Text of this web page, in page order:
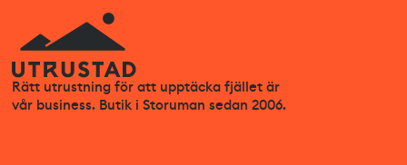
Rätt utrustning för att upptäcka fjället är
vår business. Butik i Storuman sedan 2006.